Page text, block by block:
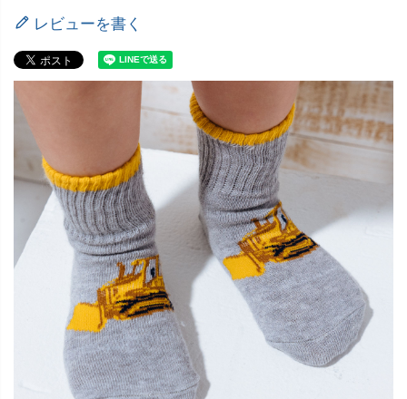
レビューを書く